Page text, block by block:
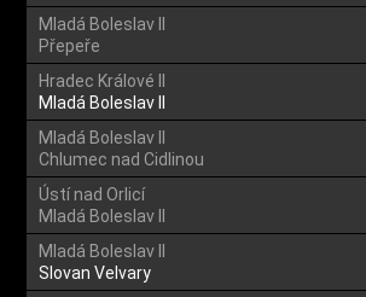
Mladá Boleslav II
Přepeře
Hradec Králové II
Mladá Boleslav II
Mladá Boleslav II
Chlumec nad Cidlinou
Ústí nad Orlicí
Mladá Boleslav II
Mladá Boleslav II
Slovan Velvary